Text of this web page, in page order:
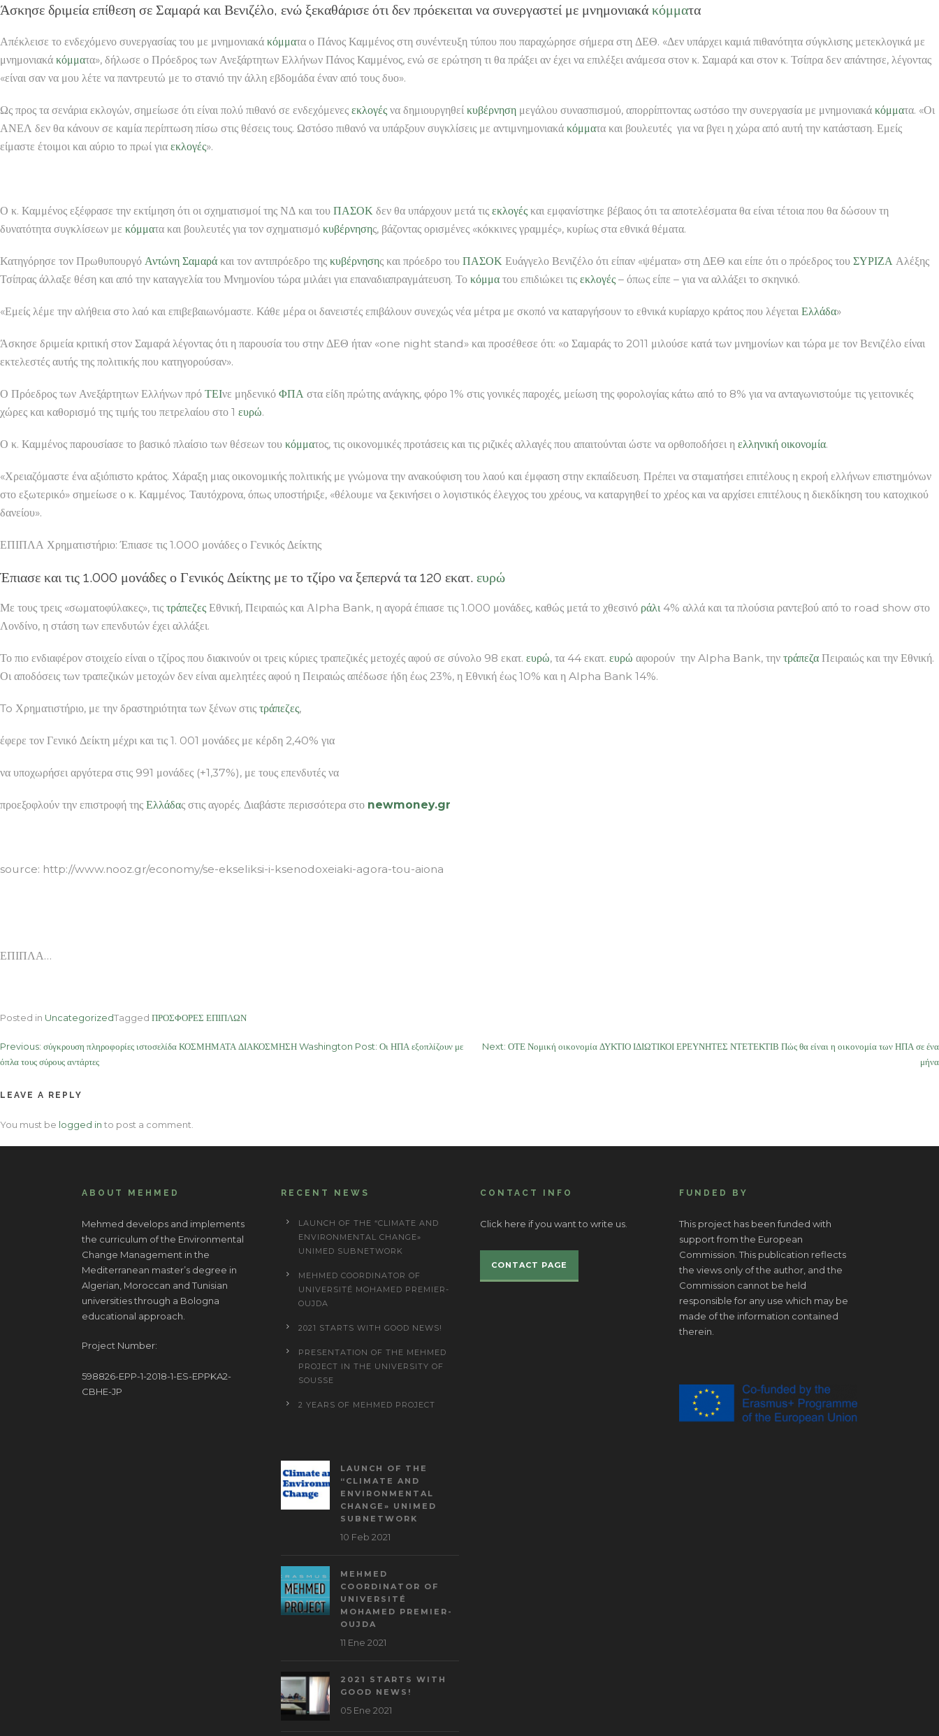
Άσκησε δριμεία επίθεση σε Σαμαρά και Βενιζέλο, ενώ ξεκαθάρισε ότι δεν πρόεκειται να συνεργαστεί με μνημονιακά κόμματα
Απέκλεισε το ενδεχόμενο συνεργασίας του με μνημονιακά κόμματα ο Πάνος Καμμένος στη συνέντευξη τύπου που παραχώρησε σήμερα στη ΔΕΘ. «Δεν υπάρχει καμιά πιθανότητα σύγκλισης μετεκλογικά με
μνημονιακά κόμματα», δήλωσε ο Πρόεδρος των Ανεξάρτητων Ελλήνων Πάνος Καμμένος, ενώ σε ερώτηση τι θα πράξει αν έχει να επιλέξει ανάμεσα στον κ. Σαμαρά και στον κ. Τσίπρα δεν απάντησε, λέγοντας
«είναι σαν να μου λέτε να παντρευτώ με το στανιό την άλλη εβδομάδα έναν από τους δυο».
Ως προς τα σενάρια εκλογών, σημείωσε ότι είναι πολύ πιθανό σε ενδεχόμενες εκλογές να δημιουργηθεί κυβέρνηση μεγάλου συνασπισμού, απορρίπτοντας ωστόσο την συνεργασία με μνημονιακά κόμματα. «Οι
ΑΝΕΛ δεν θα κάνουν σε καμία περίπτωση πίσω στις θέσεις τους. Ωστόσο πιθανό να υπάρξουν συγκλίσεις με αντιμνημονιακά κόμματα και βουλευτές για να βγει η χώρα από αυτή την κατάσταση. Εμείς
είμαστε έτοιμοι και αύριο το πρωί για εκλογές».
Ο κ. Καμμένος εξέφρασε την εκτίμηση ότι οι σχηματισμοί της ΝΔ και του ΠΑΣΟΚ δεν θα υπάρχουν μετά τις εκλογές και εμφανίστηκε βέβαιος ότι τα αποτελέσματα θα είναι τέτοια που θα δώσουν τη
δυνατότητα συγκλίσεων με κόμματα και βουλευτές για τον σχηματισμό κυβέρνησης, βάζοντας ορισμένες «κόκκινες γραμμές», κυρίως στα εθνικά θέματα.
Κατηγόρησε τον Πρωθυπουργό Αντώνη Σαμαρά και τον αντιπρόεδρο της κυβέρνησης και πρόεδρο του ΠΑΣΟΚ Ευάγγελο Βενιζέλο ότι είπαν «ψέματα» στη ΔΕΘ και είπε ότι ο πρόεδρος του ΣΥΡΙΖΑ Αλέξης
Τσίπρας άλλαξε θέση και από την καταγγελία του Μνημονίου τώρα μιλάει για επαναδιαπραγμάτευση. Το κόμμα του επιδιώκει τις εκλογές – όπως είπε – για να αλλάξει το σκηνικό.
«Εμείς λέμε την αλήθεια στο λαό και επιβεβαιωνόμαστε. Κάθε μέρα οι δανειστές επιβάλουν συνεχώς νέα μέτρα με σκοπό να καταργήσουν το εθνικά κυρίαρχο κράτος που λέγεται Ελλάδα»
Άσκησε δριμεία κριτική στον Σαμαρά λέγοντας ότι η παρουσία του στην ΔΕΘ ήταν «one night stand» και προσέθεσε ότι: «ο Σαμαράς το 2011 μιλούσε κατά των μνημονίων και τώρα με τον Βενιζέλο είναι
εκτελεστές αυτής της πολιτικής που κατηγορούσαν».
Ο Πρόεδρος των Ανεξάρτητων Ελλήνων πρό ΤΕΙνε μηδενικό ΦΠΑ στα είδη πρώτης ανάγκης, φόρο 1% στις γονικές παροχές, μείωση της φορολογίας κάτω από το 8% για να ανταγωνιστούμε τις γειτονικές
χώρες και καθορισμό της τιμής του πετρελαίου στο 1 ευρώ.
Ο κ. Καμμένος παρουσίασε το βασικό πλαίσιο των θέσεων του κόμματος, τις οικονομικές προτάσεις και τις ριζικές αλλαγές που απαιτούνται ώστε να ορθοποδήσει η ελληνική οικονομία.
«Χρειαζόμαστε ένα αξιόπιστο κράτος. Χάραξη μιας οικονομικής πολιτικής με γνώμονα την ανακούφιση του λαού και έμφαση στην εκπαίδευση. Πρέπει να σταματήσει επιτέλους η εκροή ελλήνων επιστημόνων
στο εξωτερικό» σημείωσε ο κ. Καμμένος. Ταυτόχρονα, όπως υποστήριξε, «θέλουμε να ξεκινήσει ο λογιστικός έλεγχος του χρέους, να καταργηθεί το χρέος και να αρχίσει επιτέλους η διεκδίκηση του κατοχικού
δανείου».
ΕΠΙΠΛΑ Χρηματιστήριο: Έπιασε τις 1.000 μονάδες ο Γενικός Δείκτης
Έπιασε και τις 1.000 μονάδες ο Γενικός Δείκτης με το τζίρο να ξεπερνά τα 120 εκατ. ευρώ
Με τους τρεις «σωματοφύλακες», τις τράπεζες Εθνική, Πειραιώς και Αlpha Bank, η αγορά έπιασε τις 1.000 μονάδες, καθώς μετά το χθεσινό ράλι 4% αλλά και τα πλούσια ραντεβού από το road show στο
Λονδίνο, η στάση των επενδυτών έχει αλλάξει.
Το πιο ενδιαφέρον στοιχείο είναι ο τζίρος που διακινούν οι τρεις κύριες τραπεζικές μετοχές αφού σε σύνολο 98 εκατ. ευρώ, τα 44 εκατ. ευρώ αφορούν την Alpha Βank, την τράπεζα Πειραιώς και την Εθνική.
Οι αποδόσεις των τραπεζικών μετοχών δεν είναι αμελητέες αφού η Πειραιώς απέδωσε ήδη έως 23%, η Εθνική έως 10% και η Alpha Bank 14%.
To Χρηματιστήριο, με την δραστηριότητα των ξένων στις τράπεζες,
έφερε τον Γενικό Δείκτη μέχρι και τις 1. 001 μονάδες με κέρδη 2,40% για
να υποχωρήσει αργότερα στις 991 μονάδες (+1,37%), με τους επενδυτές να
προεξοφλούν την επιστροφή της Ελλάδας στις αγορές. Διαβάστε περισσότερα στο newmoney.gr
source: http://www.nooz.gr/economy/se-ekseliksi-i-ksenodoxeiaki-agora-tou-aiona
ΕΠΙΠΛΑ…
Posted in UncategorizedTagged ΠΡΟΣΦΟΡΕΣ ΕΠΙΠΛΩΝ
Post
navigation
Previous: σύγκρουση πληροφορίες ιστοσελίδα ΚΟΣΜΗΜΑΤΑ ΔΙΑΚΟΣΜΗΣΗ Washington Post: Οι ΗΠΑ εξοπλίζουν με
όπλα τους σύρους αντάρτες
Next: ΟΤΕ Νομική οικονομία ΔΥΚΤΙΟ ΙΔΙΩΤΙΚΟΙ ΕΡΕΥΝΗΤΕΣ ΝΤΕΤΕΚΤΙΒ Πώς θα είναι η οικονομία των ΗΠΑ σε ένα
μήνα
LEAVE A REPLY
You must be logged in to post a comment.
ABOUT MEHMED
Mehmed develops and implements
the curriculum of the Environmental
Change Management in the
Mediterranean master’s degree in
Algerian, Moroccan and Tunisian
universities through a Bologna
educational approach.
Project Number:
598826-EPP-1-2018-1-ES-EPPKA2-
CBHE-JP
RECENT NEWS
LAUNCH OF THE “CLIMATE AND
ENVIRONMENTAL CHANGE»
UNIMED SUBNETWORK
MEHMED COORDINATOR OF
UNIVERSITÉ MOHAMED PREMIER-
OUJDA
2021 STARTS WITH GOOD NEWS!
PRESENTATION OF THE MEHMED
PROJECT IN THE UNIVERSITY OF
SOUSSE
2 YEARS OF MEHMED PROJECT
LAUNCH OF THE
“CLIMATE AND
ENVIRONMENTAL
CHANGE» UNIMED
SUBNETWORK
10 Feb 2021
MEHMED
COORDINATOR OF
UNIVERSITÉ
MOHAMED PREMIER-
OUJDA
11 Ene 2021
2021 STARTS WITH
GOOD NEWS!
05 Ene 2021
CONTACT INFO
Click here if you want to write us.
CONTACT PAGE
FUNDED BY
This project has been funded with
support from the European
Commission. This publication reflects
the views only of the author, and the
Commission cannot be held
responsible for any use which may be
made of the information contained
therein.